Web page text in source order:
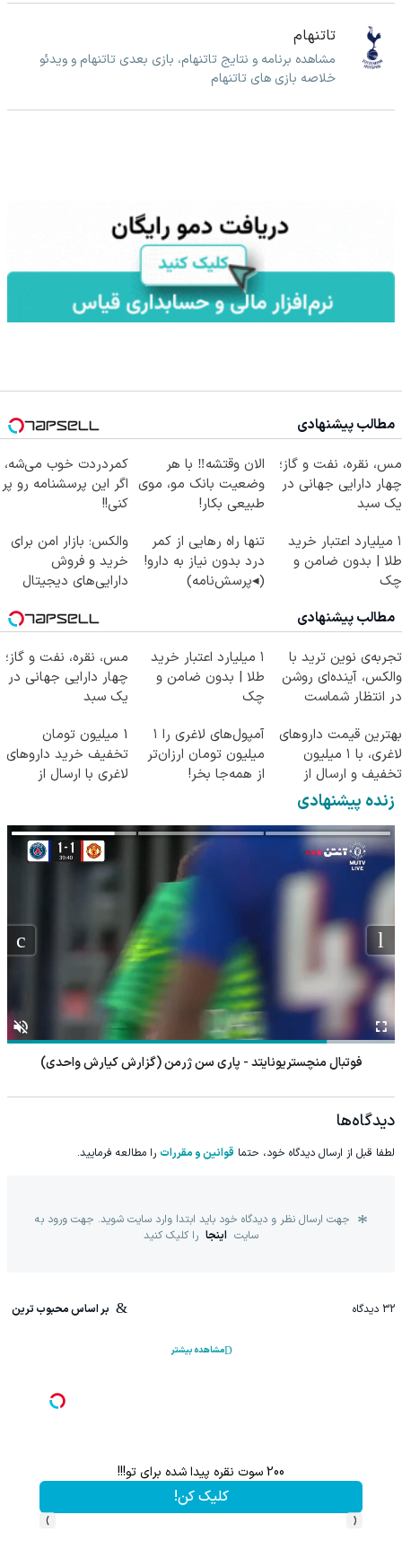
تاتنهام
مشاهده برنامه و نتایج تاتنهام، بازی بعدی تاتنهام و ویدئو
خلاصه بازی های تاتنهام
مطالب پیشنهادی
مس، نقره، نفت و گاز؛
چهار دارایی جهانی در
یک سبد
الان وقتشه‼️ با هر
وضعیت بانک مو، موی
طبیعی بکار!
کمردردت خوب می‌شه،
اگر این پرسشنامه رو پر
کنی!!
۱ میلیارد اعتبار خرید
طلا | بدون ضامن و
چک
تنها راه رهایی از کمر
درد بدون نیاز به دارو!
(◂پرسش‌نامه)
والکس: بازار امن برای
خرید و فروش
دارایی‌های دیجیتال
مطالب پیشنهادی
تجربه‌ی نوین ترید با
والکس، آینده‌ای روشن
در انتظار شماست
۱ میلیارد اعتبار خرید
طلا | بدون ضامن و
چک
مس، نقره، نفت و گاز؛
چهار دارایی جهانی در
یک سبد
بهترین قیمت داروهای
لاغری، با ۱ میلیون
تخفیف و ارسال از
داروخانه‌
آمپول‌های لاغری را ۱
میلیون تومان ارزان‌تر
از همه‌جا بخر!
1 میلیون تومان
تخفیف خرید داروهای
لاغری با ارسال از
زنده پیشنهادی
فوتبال منچستریونایتد - پاری سن ژرمن (گزارش کیارش واحدی)
دیدگاه‌ها
لطفا قبل از ارسال دیدگاه خود، حتما قوانین و مقررات را مطالعه فرمایید.
جهت ارسال نظر و دیدگاه خود باید ابتدا وارد سایت شوید. جهت ورود به
سایت اینجا را کلیک کنید
32 دیدگاه بر اساس محبوب ترین
مشاهده بیشتر
200 سوت نقره پیدا شده برای تو!!!
کلیک کن!
‹
›